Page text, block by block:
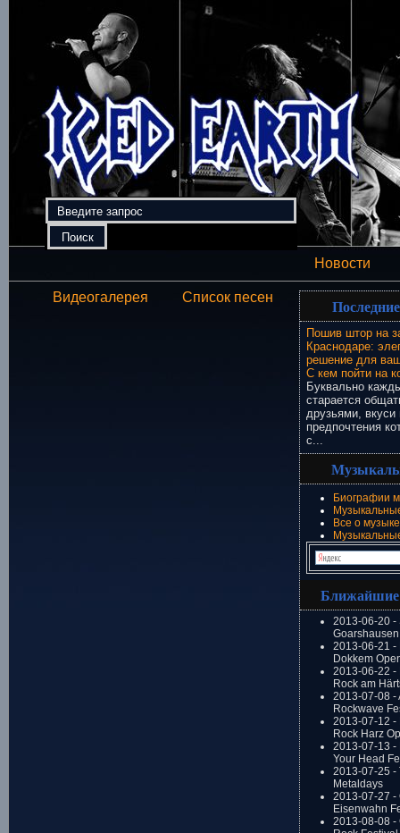
Новости
Видеогалерея Список песен
Пошив штор на
Краснодаре:
решение для
С кем пойти на
Буквально
старается
друзьями, вкуси
предпочтения
с...
Биографии
Все о музыке
2013-06-20 -
2013-06-21 -
Dokkem
2013-06-22 -
Rock am
2013-07-08 -
Rockwave
2013-07-12 -
Rock Harz
2013-07-13 -
Your Head
2013-07-25 -
Metaldays
2013-07-27 -
Eisenwahn
2013-08-08 -